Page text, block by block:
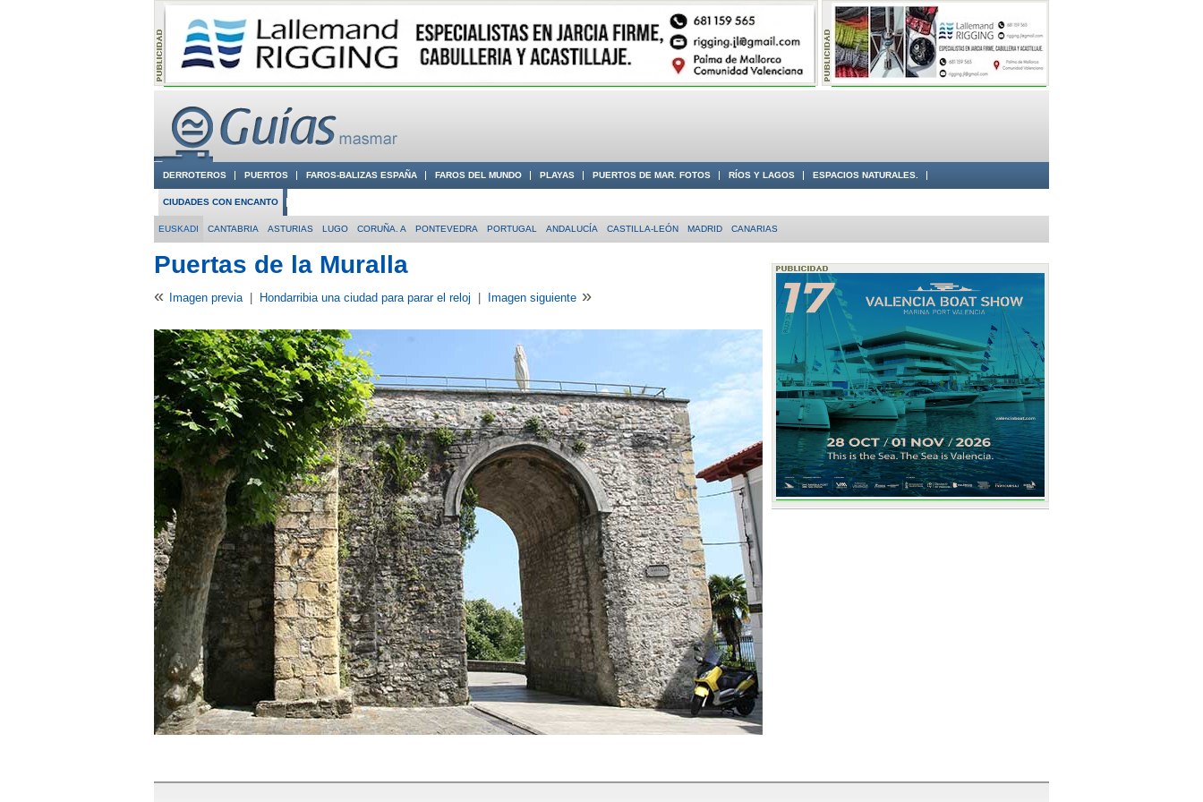
DERROTEROS PUERTOS FAROS-BALIZAS ESPAÑA FAROS DEL MUNDO PLAYAS PUERTOS DE MAR. FOTOS RÍOS Y LAGOS ESPACIOS NATURALES.
CIUDADES CON ENCANTO
EUSKADI CANTABRIA ASTURIAS LUGO CORUÑA. A PONTEVEDRA PORTUGAL ANDALUCÍA CASTILLA-LEÓN MADRID CANARIAS
Puertas de la Muralla
« Imagen previa | Hondarribia una ciudad para parar el reloj | Imagen siguiente »